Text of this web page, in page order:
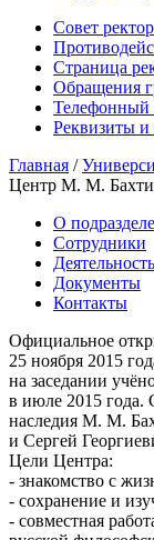
Совет
Страница
Обращения
Телефонный
Реквизиты и
Главная /
Центр М. М.
О
Сотрудники
Деятельность
Документы
Контакты
Официальное
25 ноября 2015
на заседании
в июле 2015 года.
наследия М. М.
и Сергей
Цели Центра:
- знакомство с
- сохранение и
- совместная